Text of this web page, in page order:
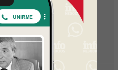
discutir las reglas
(¿Quién
choca?)